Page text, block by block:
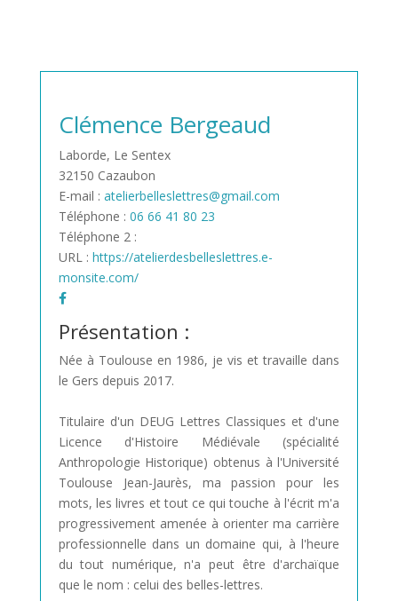
Clémence Bergeaud
Laborde, Le Sentex
32150 Cazaubon
E-mail : atelierbelleslettres@gmail.com
Téléphone : 06 66 41 80 23
Téléphone 2 :
URL : https://atelierdesbelleslettres.e-
monsite.com/
Présentation :
Née à Toulouse en 1986, je vis et travaille dans
le Gers depuis 2017.
Titulaire d'un DEUG Lettres Classiques et d'une
Licence d'Histoire Médiévale (spécialité
Anthropologie Historique) obtenus à l'Université
Toulouse Jean-Jaurès, ma passion pour les
mots, les livres et tout ce qui touche à l'écrit m'a
progressivement amenée à orienter ma carrière
professionnelle dans un domaine qui, à l'heure
du tout numérique, n'a peut être d'archaïque
que le nom : celui des belles-lettres.